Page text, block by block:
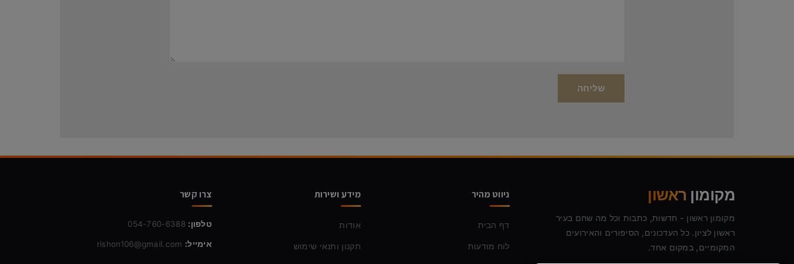
מקומון ראשון
מקומון ראשון - חדשות, כתבות וכל מה שחם בעיר
ראשון לציון. כל העדכונים, הסיפורים והאירועים
המקומיים, במקום אחד.
ניווט מהיר
דף הבית
לוח מודעות
מידע ושירות
אודות
תקנון ותנאי שימוש
צרו קשר
טלפון: 054-760-6388
אימייל: rishon106@gmail.com